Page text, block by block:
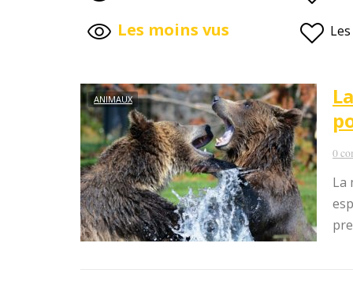
Les moins vus
ANIMAUX
0
La